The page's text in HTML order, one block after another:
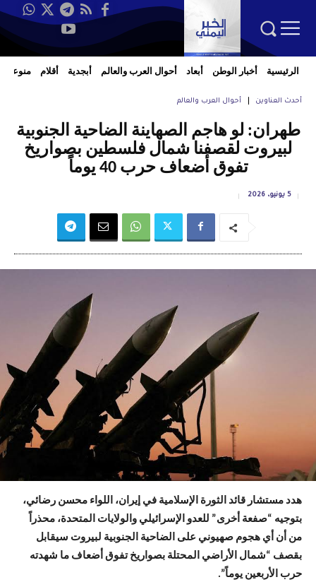
الرئيسية أخبار الوطن أبعاد أحوال العرب والعالم أبجدية أقلام منوعات
أحدث العناوين أحوال العرب والعالم
طهران: لو هاجم الصهاينة الضاحية الجنوبية
لبيروت لقصفنا شمال فلسطين بصواريخ
تفوق أضعاف حرب 40 يوماً
5 يونيو، 2026
هدد مستشار قائد الثورة الإسلامية في إيران، اللواء محسن رضائي،
بتوجيه “صفعة أخرى” للعدو الإسرائيلي والولايات المتحدة، محذراً
من أن أي هجوم صهيوني على الضاحية الجنوبية لبيروت سيقابل
بقصف “شمال الأراضي المحتلة بصواريخ تفوق أضعاف ما شهدته
حرب الأربعين يوماً”.